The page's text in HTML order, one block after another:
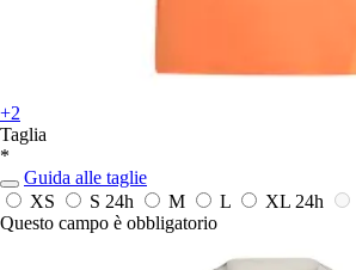
+2
Taglia
*
Guida alle taglie
XS
S 24h M L XL 24h
Questo campo è obbligatorio